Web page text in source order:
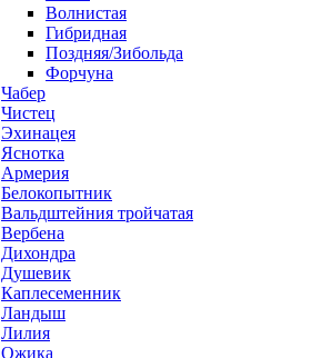
Волнистая
Гибридная
Поздняя/Зибольда
Форчуна
Чабер
Чистец
Эхинацея
Яснотка
Армерия
Белокопытник
Вальдштейния тройчатая
Вербена
Дихондра
Душевик
Каплесеменник
Ландыш
Лилия
Ожика